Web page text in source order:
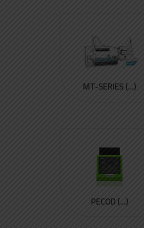
MT-SERIES (...)
PECOD (...)